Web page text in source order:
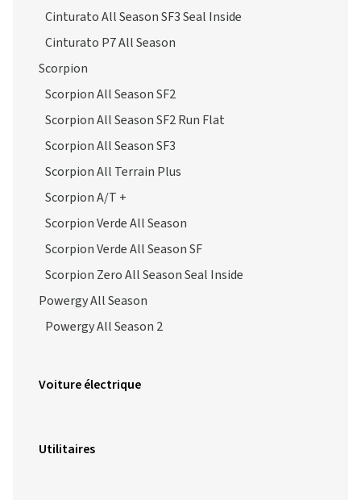
Cinturato All Season SF3 Seal Inside
Cinturato P7 All Season
Scorpion
Scorpion All Season SF2
Scorpion All Season SF2 Run Flat
Scorpion All Season SF3
Scorpion All Terrain Plus
Scorpion A/T +
Scorpion Verde All Season
Scorpion Verde All Season SF
Scorpion Zero All Season Seal Inside
Powergy All Season
Powergy All Season 2
Voiture électrique
Utilitaires